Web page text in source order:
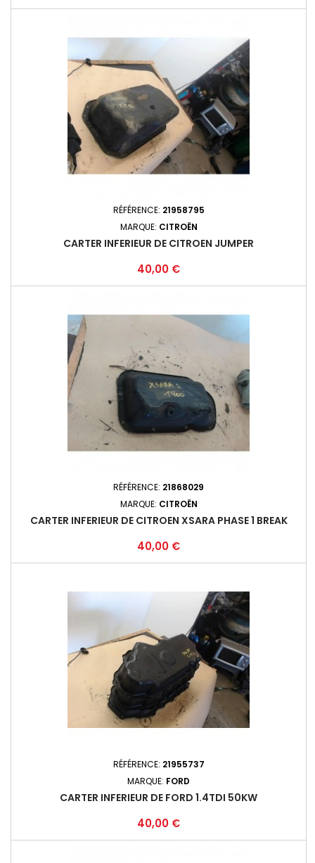
RÉFÉRENCE: 21958795
MARQUE: CITROËN
CARTER INFERIEUR DE CITROEN JUMPER
Prix
40,00 €
RÉFÉRENCE: 21868029
MARQUE: CITROËN
CARTER INFERIEUR DE CITROEN XSARA PHASE 1 BREAK
Prix
40,00 €
RÉFÉRENCE: 21955737
MARQUE: FORD
CARTER INFERIEUR DE FORD 1.4TDI 50KW
Prix
40,00 €